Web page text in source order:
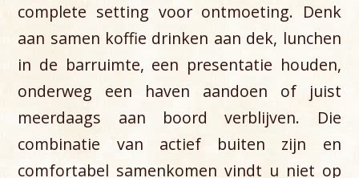
complete setting voor ontmoeting. Denk
aan samen koffie drinken aan dek, lunchen
in de barruimte, een presentatie houden,
onderweg een haven aandoen of juist
meerdaags aan boord verblijven. Die
combinatie van actief buiten zijn en
comfortabel samenkomen vindt u niet op